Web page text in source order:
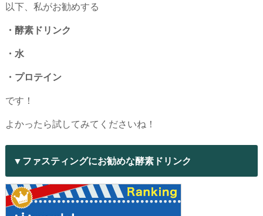
以下、私がお勧めする
・酵素ドリンク
・水
・プロテイン
です！
よかったら試してみてくださいね！
▼ファスティングにお勧めな酵素ドリンク